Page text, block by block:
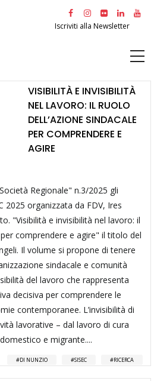
Iscriviti alla Newsletter
VISIBILITÀ E INVISIBILITÀ
NEL LAVORO: IL RUOLO
DELL’AZIONE SINDACALE
PER COMPRENDERE E
AGIRE
Regionale" n.3/2025 gli
2025 organizzata da FDV, Ires
"Visibilità e invisibilità nel lavoro: il
comprendere e agire" il titolo del
Il volume si propone di tenere
sindacale e comunità
del lavoro che rappresenta
decisiva per comprendere le
contemporanee. L’invisibilità di
lavorative – dal lavoro di cura
e migrante....
DI NUNZIO SISEC RICERCA